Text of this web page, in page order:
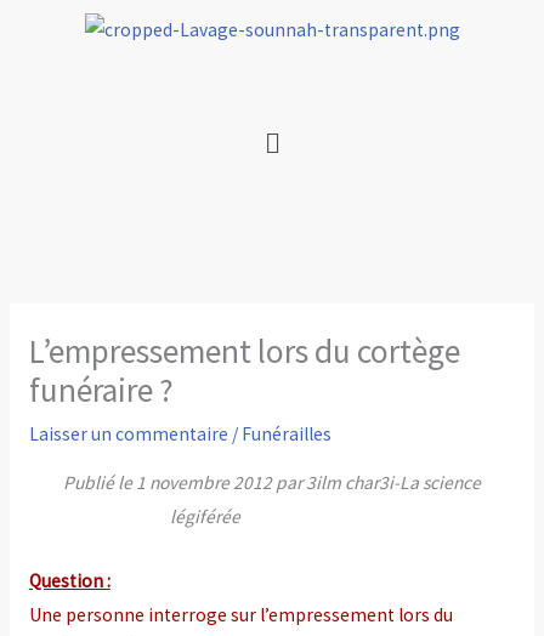
Menu
L’empressement lors du cortège
funéraire ?
Laisser un commentaire / Funérailles
Publié le 1 novembre 2012 par 3ilm char3i-La science
légiférée
Question :
Une personne interroge sur l’empressement lors du